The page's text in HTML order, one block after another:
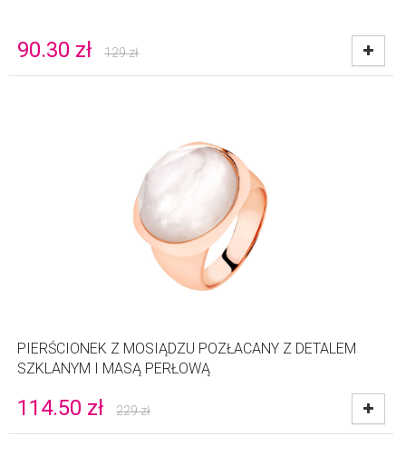
90.30 zł 129zł
PIERŚCIONEK Z MOSIĄDZU POZŁACANY Z DETALEM
SZKLANYM I MASĄ PERŁOWĄ
114.50 zł 229zł